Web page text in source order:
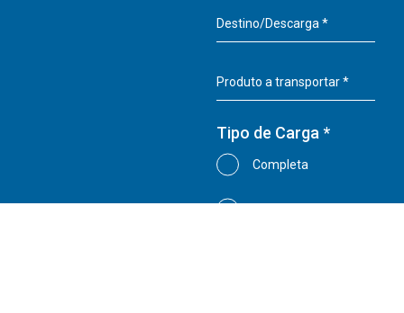
Tipo de Carga *
Completa